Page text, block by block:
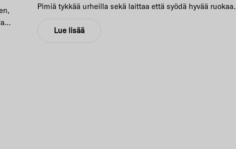
Pimiä tykkää urheilla sekä laittaa että syödä hyvää ruokaa.
uusi olohuone yhteistyössä Isku Kodin kanssa tehtiin. ISKUn
Lue lisää